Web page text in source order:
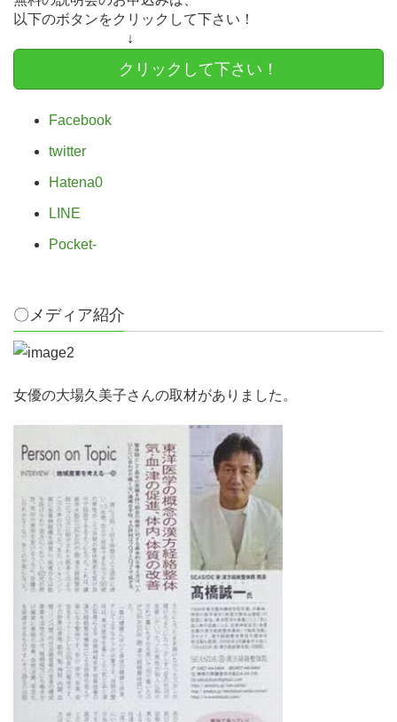
以下のボタンをクリックして下さい！
↓
クリックして下さい！
Facebook
twitter
Hatena0
LINE
Pocket-
〇メディア紹介
女優の大場久美子さんの取材がありました。